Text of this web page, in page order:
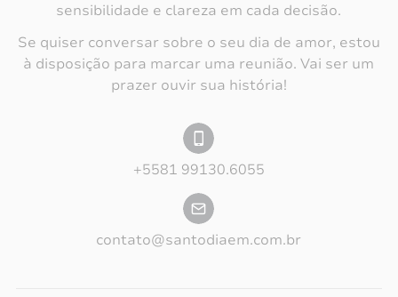
sensibilidade e clareza em cada decisão.
Se quiser conversar sobre o seu dia de amor, estou
à disposição para marcar uma reunião. Vai ser um
prazer ouvir sua história!
+5581 99130.6055
contato@santodiaem.com.br